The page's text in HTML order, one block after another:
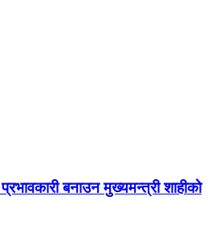
बनाउन मुख्यमन्त्री शाहीको